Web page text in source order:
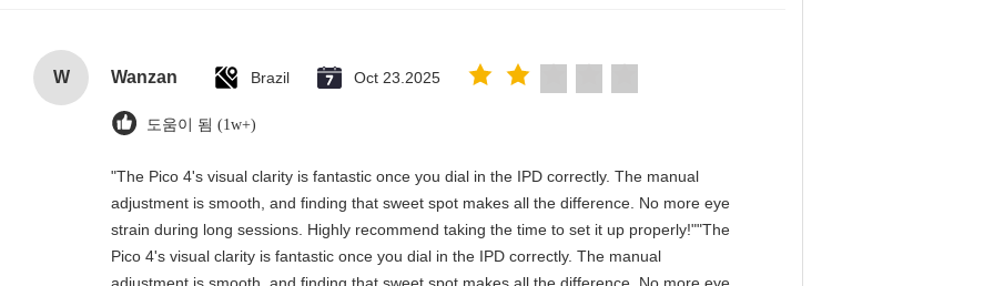
W Wanzan Brazil Oct 23.2025
도움이 됨 (1w+)
"The Pico 4's visual clarity is fantastic once you dial in the IPD correctly. The manual
adjustment is smooth, and finding that sweet spot makes all the difference. No more eye
strain during long sessions. Highly recommend taking the time to set it up properly!""The
Pico 4's visual clarity is fantastic once you dial in the IPD correctly. The manual